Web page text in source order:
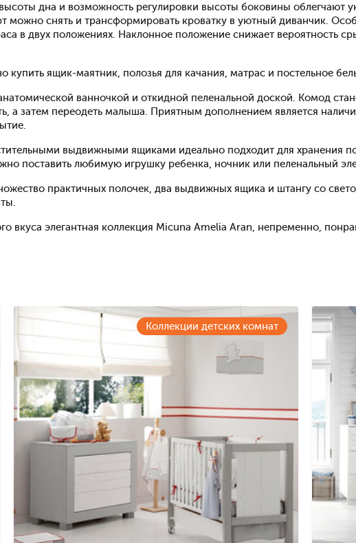
дна и возможность регулировки высоты боковины облегчают
можно снять и трансформировать кроватку в уютный диванчик.
в двух положениях. Наклонное положение снижает вероятность
купить ящик-маятник, полозья для качания, матрас и постельное
ванночкой и откидной пеленальной доской. Комод
а затем переодеть малыша. Приятным дополнением является
выдвижными ящиками идеально подходит для хранения
поставить любимую игрушку ребенка, ночник или пеленальный
практичных полочек, два выдвижных ящика и штангу со
вкуса элегантная коллекция Micuna Amelia Aran, непременно,
Коллекции детских комнат